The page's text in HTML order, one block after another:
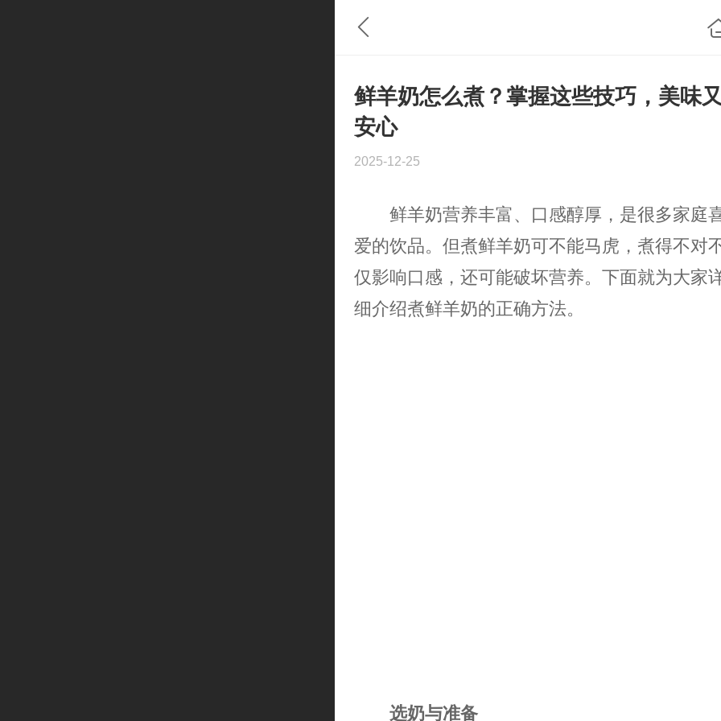
鲜羊奶怎么煮？掌握这些技巧，美味又
安心
2025-12-25
鲜羊奶营养丰富、口感醇厚，是很多家庭
爱的饮品。但煮鲜羊奶可不能马虎，煮得不对
仅影响口感，还可能破坏营养。下面就为大家
细介绍煮鲜羊奶的正确方法。
选奶与准备